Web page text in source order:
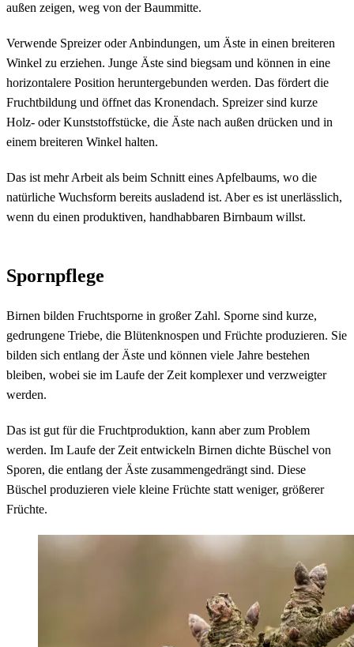
außen zeigen, weg von der Baummitte.
Verwende Spreizer oder Anbindungen, um Äste in einen breiteren
Winkel zu erziehen. Junge Äste sind biegsam und können in eine
horizontalere Position heruntergebunden werden. Das fördert die
Fruchtbildung und öffnet das Kronendach. Spreizer sind kurze
Holz- oder Kunststoffstücke, die Äste nach außen drücken und in
einem breiteren Winkel halten.
Das ist mehr Arbeit als beim Schnitt eines Apfelbaums, wo die
natürliche Wuchsform bereits ausladend ist. Aber es ist unerlässlich,
wenn du einen produktiven, handhabbaren Birnbaum willst.
Spornpflege
Birnen bilden Fruchtsporne in großer Zahl. Sporne sind kurze,
gedrungene Triebe, die Blütenknospen und Früchte produzieren. Sie
bilden sich entlang der Äste und können viele Jahre bestehen
bleiben, wobei sie im Laufe der Zeit komplexer und verzweigter
werden.
Das ist gut für die Fruchtproduktion, kann aber zum Problem
werden. Im Laufe der Zeit entwickeln Birnen dichte Büschel von
Sporen, die entlang der Äste zusammengedrängt sind. Diese
Büschel produzieren viele kleine Früchte statt weniger, größerer
Früchte.